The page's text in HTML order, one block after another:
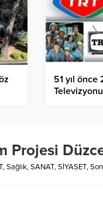
51 yıl önce
Projesi
,Sağlık,SANAT,SİYASET,